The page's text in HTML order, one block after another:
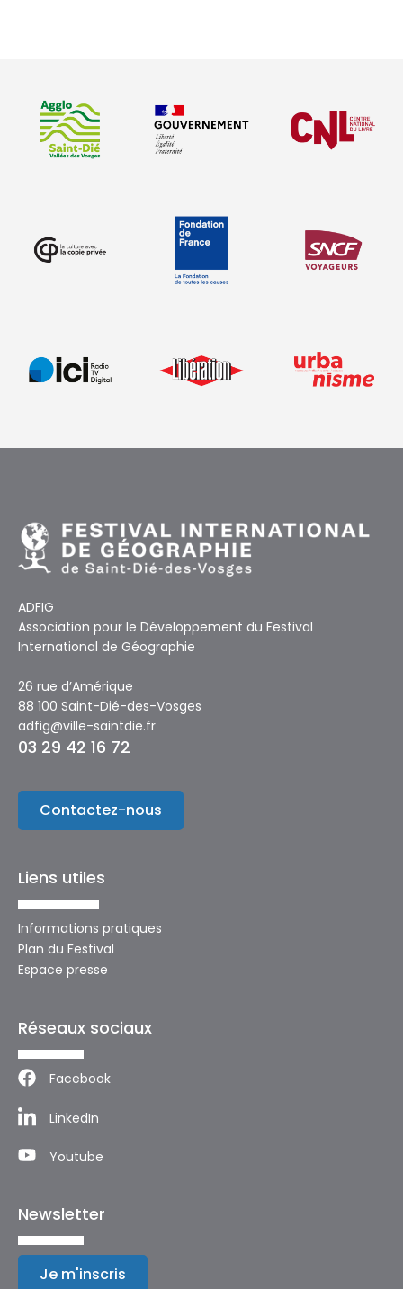
ADFIG
Association pour le Développement du Festival
International de Géographie
26 rue d’Amérique
88 100 Saint-Dié-des-Vosges
adfig@ville-saintdie.fr
03 29 42 16 72
Contactez-nous
Liens utiles
Informations pratiques
Plan du Festival
Espace presse
Réseaux sociaux
Facebook
LinkedIn
Youtube
Newsletter
Je m'inscris